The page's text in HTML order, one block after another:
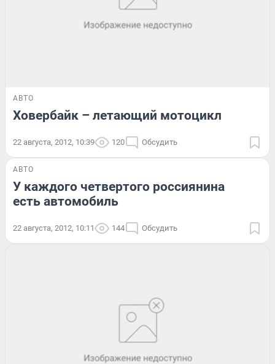
АВТО
Ховербайк – летающий мотоцикл
22 августа, 2012, 10:39 120 Обсудить
АВТО
У каждого четвертого россиянина
есть автомобиль
22 августа, 2012, 10:11 144 Обсудить